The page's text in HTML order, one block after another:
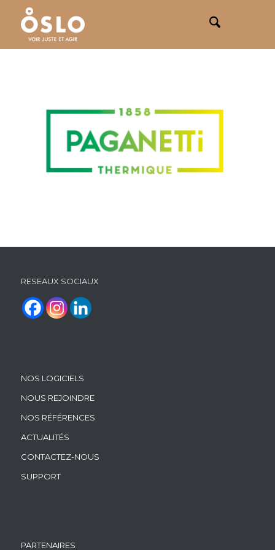
RESEAUX SOCIAUX
NOS LOGICIELS
NOUS REJOINDRE
NOS RÉFÉRENCES
ACTUALITÉS
CONTACTEZ-NOUS
SUPPORT
PARTENAIRES